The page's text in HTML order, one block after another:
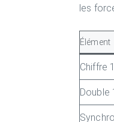
les
Élément
Chiffre
Double